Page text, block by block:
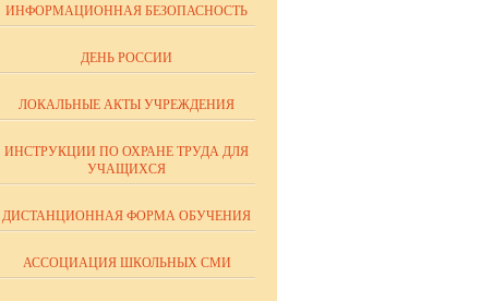
ИНФОРМАЦИОННАЯ БЕЗОПАСНОСТЬ
ДЕНЬ РОССИИ
ЛОКАЛЬНЫЕ АКТЫ УЧРЕЖДЕНИЯ
ИНСТРУКЦИИ ПО ОХРАНЕ ТРУДА ДЛЯ
УЧАЩИХСЯ
ДИСТАНЦИОННАЯ ФОРМА ОБУЧЕНИЯ
АССОЦИАЦИЯ ШКОЛЬНЫХ СМИ